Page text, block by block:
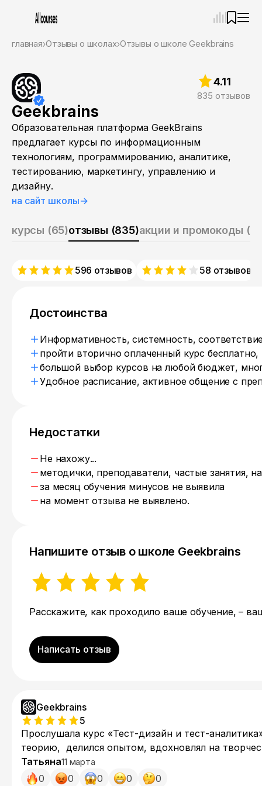
главная Отзывы о школах Отзывы о школе Geekbrains
Geekbrains
4.11
835 отзывов
Образовательная платформа GeekBrains
предлагает курсы по информационным
технологиям, программированию, аналитике,
тестированию, маркетингу, управлению и
дизайну.
на сайт школы→
курсы (65)отзывы (835)акции и промокоды (3)
596 отзывов 58 отзывов
Geekbrains
5
Прослушала курс «Тест-дизайн и тест-
теорию, делился опытом, вдохновлял на
а наводящие вопросы во время обсуждения
но и духовным наставником. Его терпение,
Татьяна11 марта
0 0 0 0 0
Достоинства
Информативность, системность,
пройти вторично оплаченный курс
большой выбор курсов на любой бюджет,
Удобное расписание, активное общение с
Недостатки
Не нахожу...
методички, преподаватели, частые занятия,
за месяц обучения минусов не выявила
на момент отзыва не выявлено.
Напишите отзыв о школе Geekbrains
Расскажите, как проходило ваше обучение, –
Написать отзыв
Ассистент
Привет! Я Ваш карьерный навигатор. Подберу курсы,
Пожалуйста, ответьте на несколько вопросов, чтобы
Приступим?